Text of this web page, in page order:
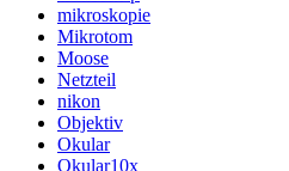
mikroskopie
Mikrotom
Moose
Netzteil
nikon
Objektiv
Okular
Okular10x